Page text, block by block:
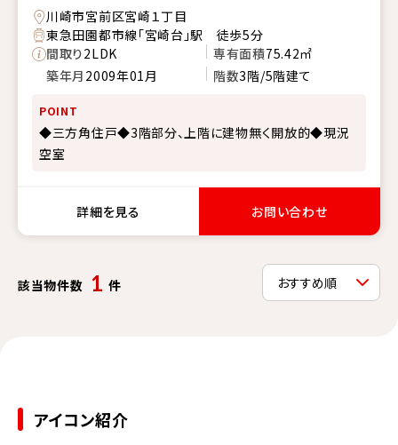
川崎市宮前区宮崎１丁目
東急田園都市線「宮崎台」駅 徒歩5分
間取り2LDK 専有面積75.42㎡
築年月 2009年01月 階数3階/5階建て
POINT
◆三方角住戸◆3階部分、上階に建物無く開放的◆現況
空室
詳細を見る お問い合わせ
該当物件数 1 件
アイコン紹介